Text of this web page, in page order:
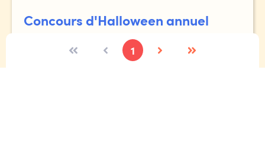
Concours d'Halloween annuel
Toi et tes amis rentrent à la maison après la collecte de
bonbons, mais étrangement, le chemin du retour semble
1